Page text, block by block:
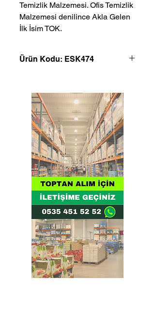
Temizlik Malzemesi. Ofis Temizlik
Malzemesi denilince Akla Gelen
İlk İsim TOK.
Ürün Kodu: ESK474